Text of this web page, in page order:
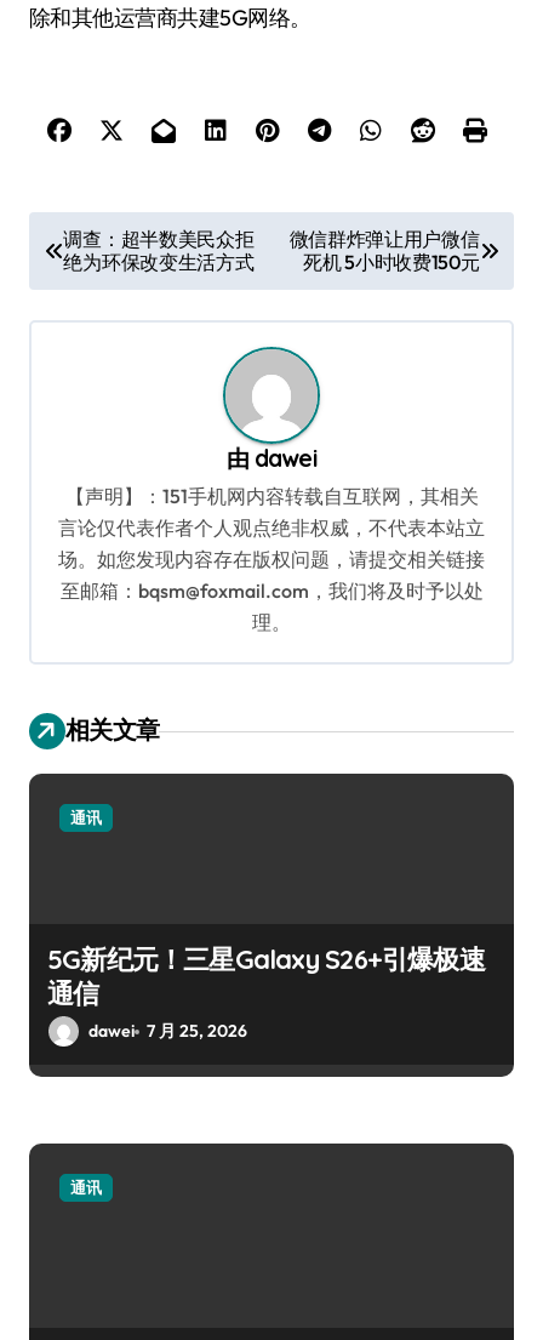
除和其他运营商共建5G网络。
章
导
调查：超半数美民众拒
绝为环保改变生活方式
微信群炸弹让用户微信
死机 5小时收费150元
由 dawei
【声明】：151手机网内容转载自互联网，其相关
言论仅代表作者个人观点绝非权威，不代表本站立
场。如您发现内容存在版权问题，请提交相关链接
至邮箱：bqsm@foxmail.com，我们将及时予以处
理。
相关文章
通讯
5G新纪元！三星Galaxy S26+引爆极速
通信
dawei 7 月 25, 2026
通讯